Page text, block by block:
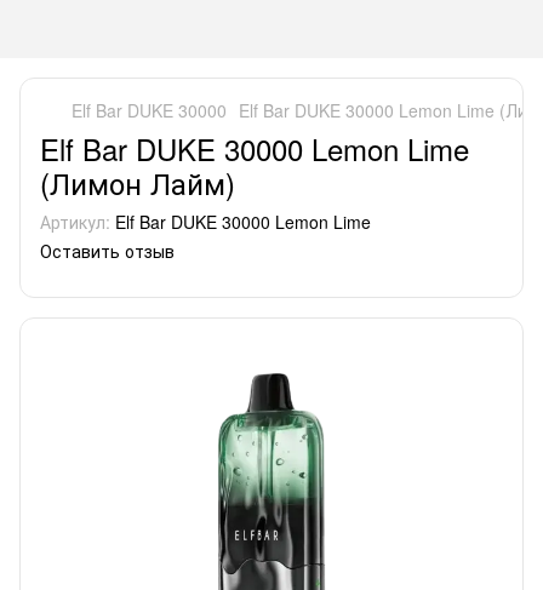
Elf Bar DUKE 30000 Elf Bar DUKE 30000 Lemon Lime
Elf Bar DUKE 30000 Lemon Lime
(Лимон Лайм)
Артикул: Elf Bar DUKE 30000 Lemon Lime
Оставить отзыв